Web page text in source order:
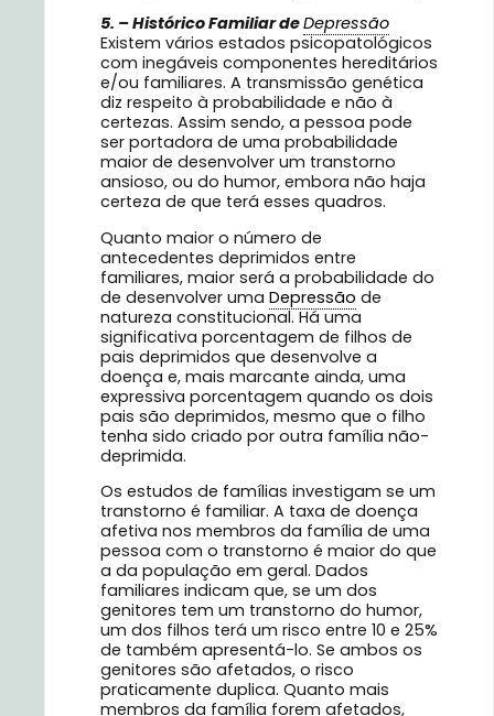
5. –Histórico Familiar deDepressão
Existem vários estados psicopatológicos
com inegáveis componentes hereditários
e/ou familiares. A transmissão genética
diz respeito à probabilidade e não à
certezas. Assim sendo, a pessoa pode
ser portadora de uma probabilidade
maior de desenvolver um transtorno
ansioso, ou do humor, embora não haja
certeza de que terá esses quadros.
Quanto maior o número de
antecedentes deprimidos entre
familiares, maior será a probabilidade do
de desenvolver uma Depressão de
natureza constitucional. Há uma
significativa porcentagem de filhos de
pais deprimidos que desenvolve a
doença e, mais marcante ainda, uma
expressiva porcentagem quando os dois
pais são deprimidos, mesmo que o filho
tenha sido criado por outra família não-
deprimida.
Os estudos de famílias investigam se um
transtorno é familiar. A taxa de doença
afetiva nos membros da família de uma
pessoa com o transtorno é maior do que
a da população em geral. Dados
familiares indicam que, se um dos
genitores tem um transtorno do humor,
um dos filhos terá um risco entre 10 e 25%
de também apresentá-lo. Se ambos os
genitores são afetados, o risco
praticamente duplica. Quanto mais
membros da família forem afetados,